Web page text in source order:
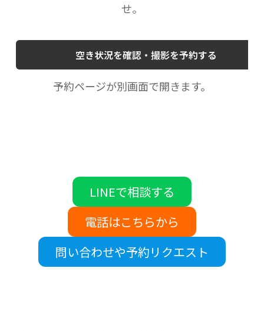
せ。
空き状況を確認・撮影を予約する
予約ページが別画面で開きます。
LINEで相談する
電話はこちらから
問い合わせや予約リクエスト